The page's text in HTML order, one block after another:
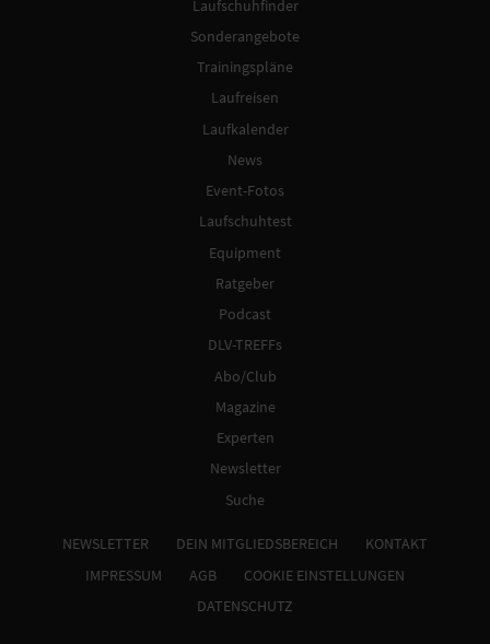
Laufschuhfinder
Sonderangebote
Trainingspläne
Laufreisen
Laufkalender
News
Event-Fotos
Laufschuhtest
Equipment
Ratgeber
Podcast
DLV-TREFFs
Abo/Club
Magazine
Experten
Newsletter
Suche
NEWSLETTER DEIN MITGLIEDSBEREICH
KONTAKT
IMPRESSUM
AGB
COOKIE EINSTELLUNGEN
DATENSCHUTZ